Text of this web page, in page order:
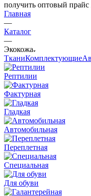
получить оптовый прайс
Главная
—
Каталог
—
Экокожа
ТканиКомплектующие
Рептилии
Фактурная
Гладкая
Автомобильная
Переплетная
Специальная
Для обуви